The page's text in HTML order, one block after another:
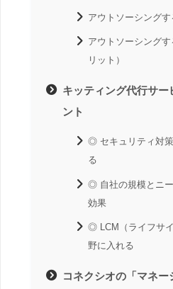
アウトソーシングす
アウトソーシング
リット）
キッティング代行サー
ント
◎ セキュリティ対
る
◎ 自社の規模とニ
効果
◎ LCM（ライフサ
野に入れる
コネクシオの「マネ